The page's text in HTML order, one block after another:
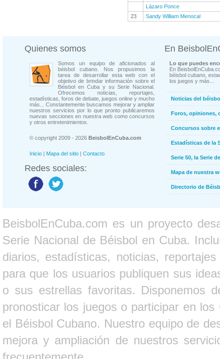
Lázaro Ponce
23
Sandy William Menocal
Quienes somos
Somos un equipo de aficionados al
béisbol cubano. Nos propusimos la
tarea de desarrollar esta web con el
objetivo de brindar información sobre el
Béisbol en Cuba y su Serie Nacional.
Ofrecemos noticias, reportajes,
estadísticas, foros de debate, juegos online y mucho
más... Constantemente buscamos mejorar y ampliar
nuestros servicios por lo que pronto publicaremos
nuevas secciones en nuestra web como concursos
y otros entretenimientos.
© copyright 2009 - 2026 BeisbolEnCuba.com
Inicio | Mapa del sitio | Contacto
Redes sociales:
En
Lo que puedes
En
béisbol cubano,
los juegos y más...
Noticias del
Foros, opiniones,
Concursos sobre
Estadísticas de la
Serie 50, la Serie
Mapa de nuestra
Directorio de
BeisbolEnCuba.com es un proyecto
Serie Nacional de Béisbol en Cuba.
diarios, estadísticas, noticias,
para que los usuarios publiquen sus
o sus estrellas favoritas. Disponemos
pronosticar los juegos o participar en
el Béisbol Cubano. Nuestro equipo de
mejora y ampliación de nuestros